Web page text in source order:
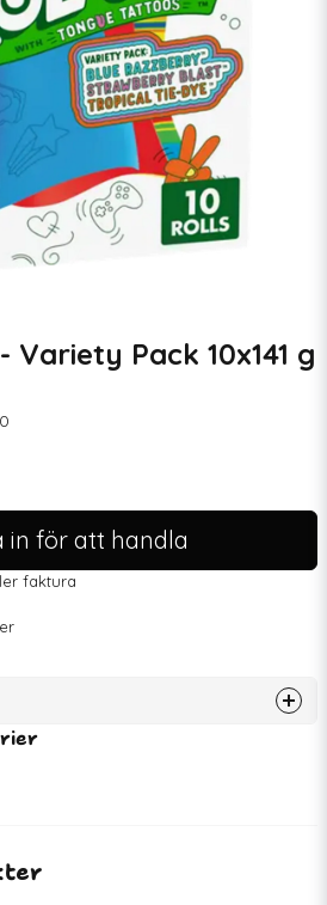
Variety Pack 10x141 g
in för att handla
faktura